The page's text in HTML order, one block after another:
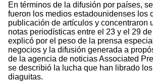
En términos de la difusión por países,
fueron los medios estadounidenses los
publicación de artículos y concentraron
notas periodísticas entre el 23 y el 29
explicó por el peso de la prensa
negocios y la difusión generada a
de la agencia de noticias Associated
se describió la lucha que han librado
diaguitas.